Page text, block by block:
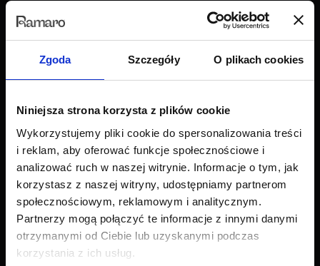
Zgoda Szczegóły O plikach cookies
Niniejsza strona korzysta z plików cookie
Wykorzystujemy pliki cookie do spersonalizowania treści
i reklam, aby oferować funkcje społecznościowe i
analizować ruch w naszej witrynie. Informacje o tym, jak
korzystasz z naszej witryny, udostępniamy partnerom
społecznościowym, reklamowym i analitycznym.
Partnerzy mogą połączyć te informacje z innymi danymi
otrzymanymi od Ciebie lub uzyskanymi podczas
korzystania z ich usług.
Wszystkie produkty
Krzesła i fotele
Akcesoria
Obsługa klienta
Export
Dostawa
Zwroty i reklamacje